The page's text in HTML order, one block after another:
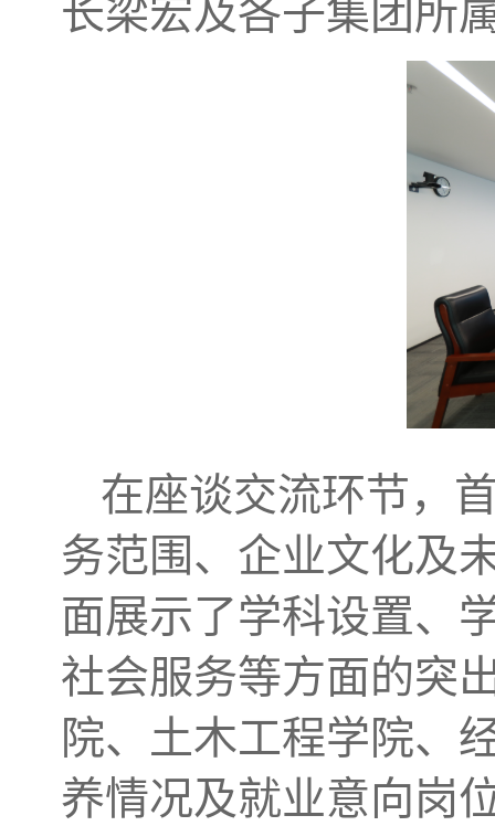
长梁宏及各子集团所
在座谈交流环节，
务范围、企业文化及
面展示了学科设置、
社会服务等方面的突
院、土木工程学院、
养情况及就业意向岗